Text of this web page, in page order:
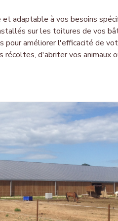
adaptable à vos besoins
sur les toitures de vos
pour améliorer l'efficacité de
d'abriter vos animaux